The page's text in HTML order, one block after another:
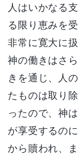
人はいかなる
る限り恵みを
非常に寛大に
神の働きはさ
きを通じ、人
たものは取り
ったので、神
が享受するの
から贖われ、